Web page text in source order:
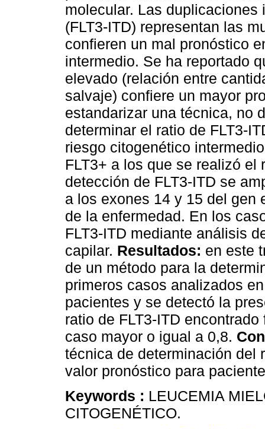
molecular. Las duplicaciones
(FLT3-ITD) representan las
confieren un mal pronóstico
intermedio. Se ha reportado
elevado (relación entre
salvaje) confiere un mayor
estandarizar una técnica, no
determinar el ratio de FLT3-
riesgo citogenético
FLT3+ a los que se realizó el
detección de FLT3-ITD se
a los exones 14 y 15 del gen
de la enfermedad. En los
FLT3-ITD mediante análisis
capilar. Resultados: en este
de un método para la
primeros casos analizados
pacientes y se detectó la
ratio de FLT3-ITD
caso mayor o igual a 0,8.
técnica de determinación del
valor pronóstico para
Keywords : LEUCEMIA
CITOGENÉTICO.